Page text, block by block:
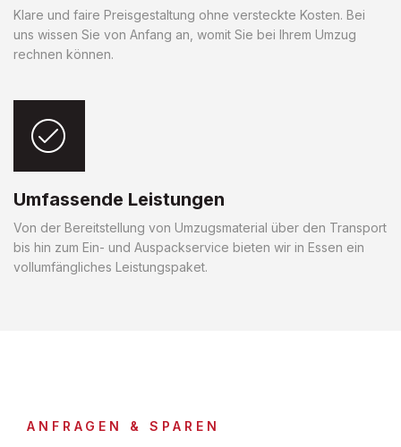
Klare und faire Preisgestaltung ohne versteckte Kosten. Bei
uns wissen Sie von Anfang an, womit Sie bei Ihrem Umzug
rechnen können.
Umfassende Leistungen
Von der Bereitstellung von Umzugsmaterial über den Transport
bis hin zum Ein- und Auspackservice bieten wir in Essen ein
vollumfängliches Leistungspaket.
ANFRAGEN & SPAREN